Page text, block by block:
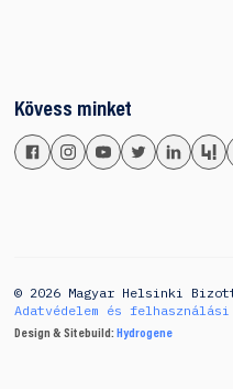
Kövess minket
© 2026 Magyar Helsinki
Adatvédelem és
Design & Sitebuild:Hydrogene